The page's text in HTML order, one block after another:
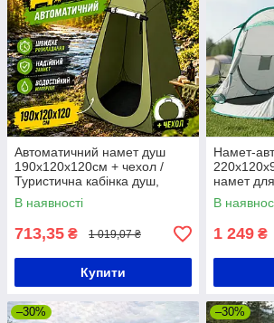
Автоматичний намет душ
190х120х120см + чехол /
Туристична кабінка душ,
туалет / Кабінка для
переодягання
В наявності
713,35 ₴ 1 019,07 ₴
Купити
Намет-
намет
для
В
1 249 ₴
–30% –30%